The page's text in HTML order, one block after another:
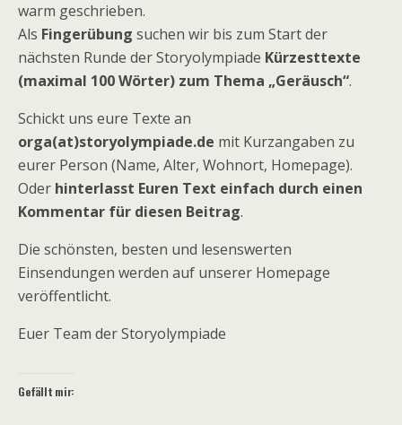
warm geschrieben.
Als Fingerübung suchen wir bis zum Start der
nächsten Runde der Storyolympiade Kürzesttexte
(maximal 100 Wörter) zum Thema „Geräusch“.
Schickt uns eure Texte an
orga(at)storyolympiade.de mit Kurzangaben zu
eurer Person (Name, Alter, Wohnort, Homepage).
Oder hinterlasst Euren Text einfach durch einen
Kommentar für diesen Beitrag.
Die schönsten, besten und lesenswerten
Einsendungen werden auf unserer Homepage
veröffentlicht.
Euer Team der Storyolympiade
Gefällt mir: